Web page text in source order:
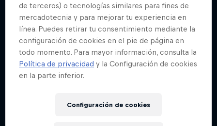
de terceros) o tecnologías similares para fines de
mercadotecnia y para mejorar tu experiencia en
línea. Puedes retirar tu consentimiento mediante la
configuración de cookies en el pie de página en
todo momento. Para mayor información, consulta la
Política de privacidad y la Configuración de cookies
en la parte inferior.
Configuración de cookies